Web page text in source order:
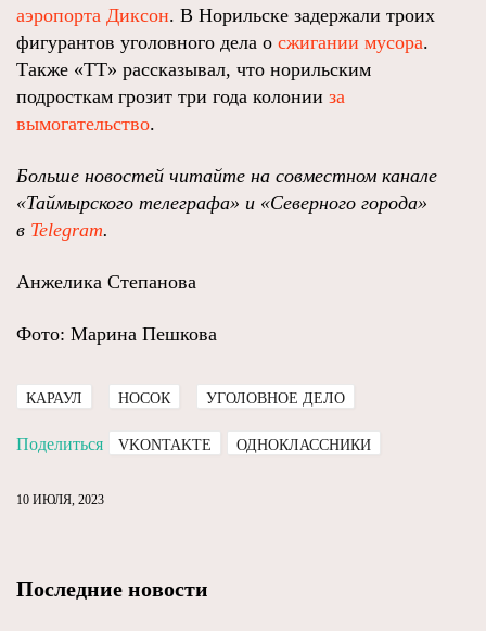
аэропорта Диксон. В Норильске задержали троих
фигурантов уголовного дела о сжигании мусора.
Также «ТТ» рассказывал, что норильским
подросткам грозит три года колонии за
вымогательство.
Больше новостей читайте на совместном канале
«Таймырского телеграфа» и «Северного города»
в Telegram.
Анжелика Степанова
Фото: Марина Пешкова
КАРАУЛ НОСОК УГОЛОВНОЕ ДЕЛО
Поделиться VKONTAKTE ОДНОКЛАССНИКИ
10 ИЮЛЯ, 2023
Последние новости